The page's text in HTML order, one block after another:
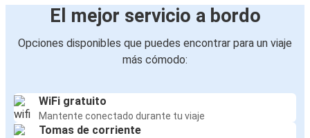
El mejor servicio a bordo
Opciones disponibles que puedes encontrar para un viaje
más cómodo:
WiFi gratuito
Mantente conectado durante tu viaje
Tomas de corriente